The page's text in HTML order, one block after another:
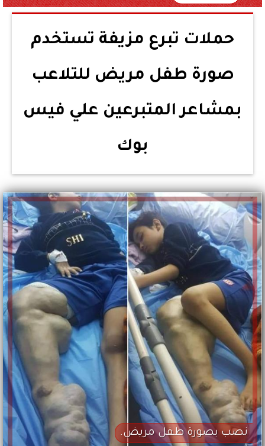
حملات تبرع مزيفة تستخدم
صورة طفل مريض للتلاعب
بمشاعر المتبرعين علي فيس
بوك
نصب بصورة طفل مريض.